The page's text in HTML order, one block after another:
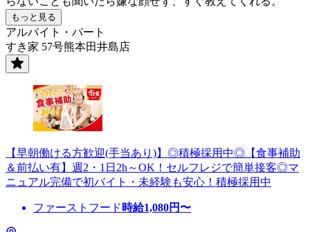
もっと見る
アルバイト・パート
すき家 57号熊本田井島店
【早朝働ける方歓迎(手当あり)】◎積極採用中◎【食事補助
＆前払い有】週2・1日2h～OK！セルフレジで簡単接客◎マ
ニュアル完備で初バイト・未経験も安心！積極採用中
ファーストフード 時給1,080円〜